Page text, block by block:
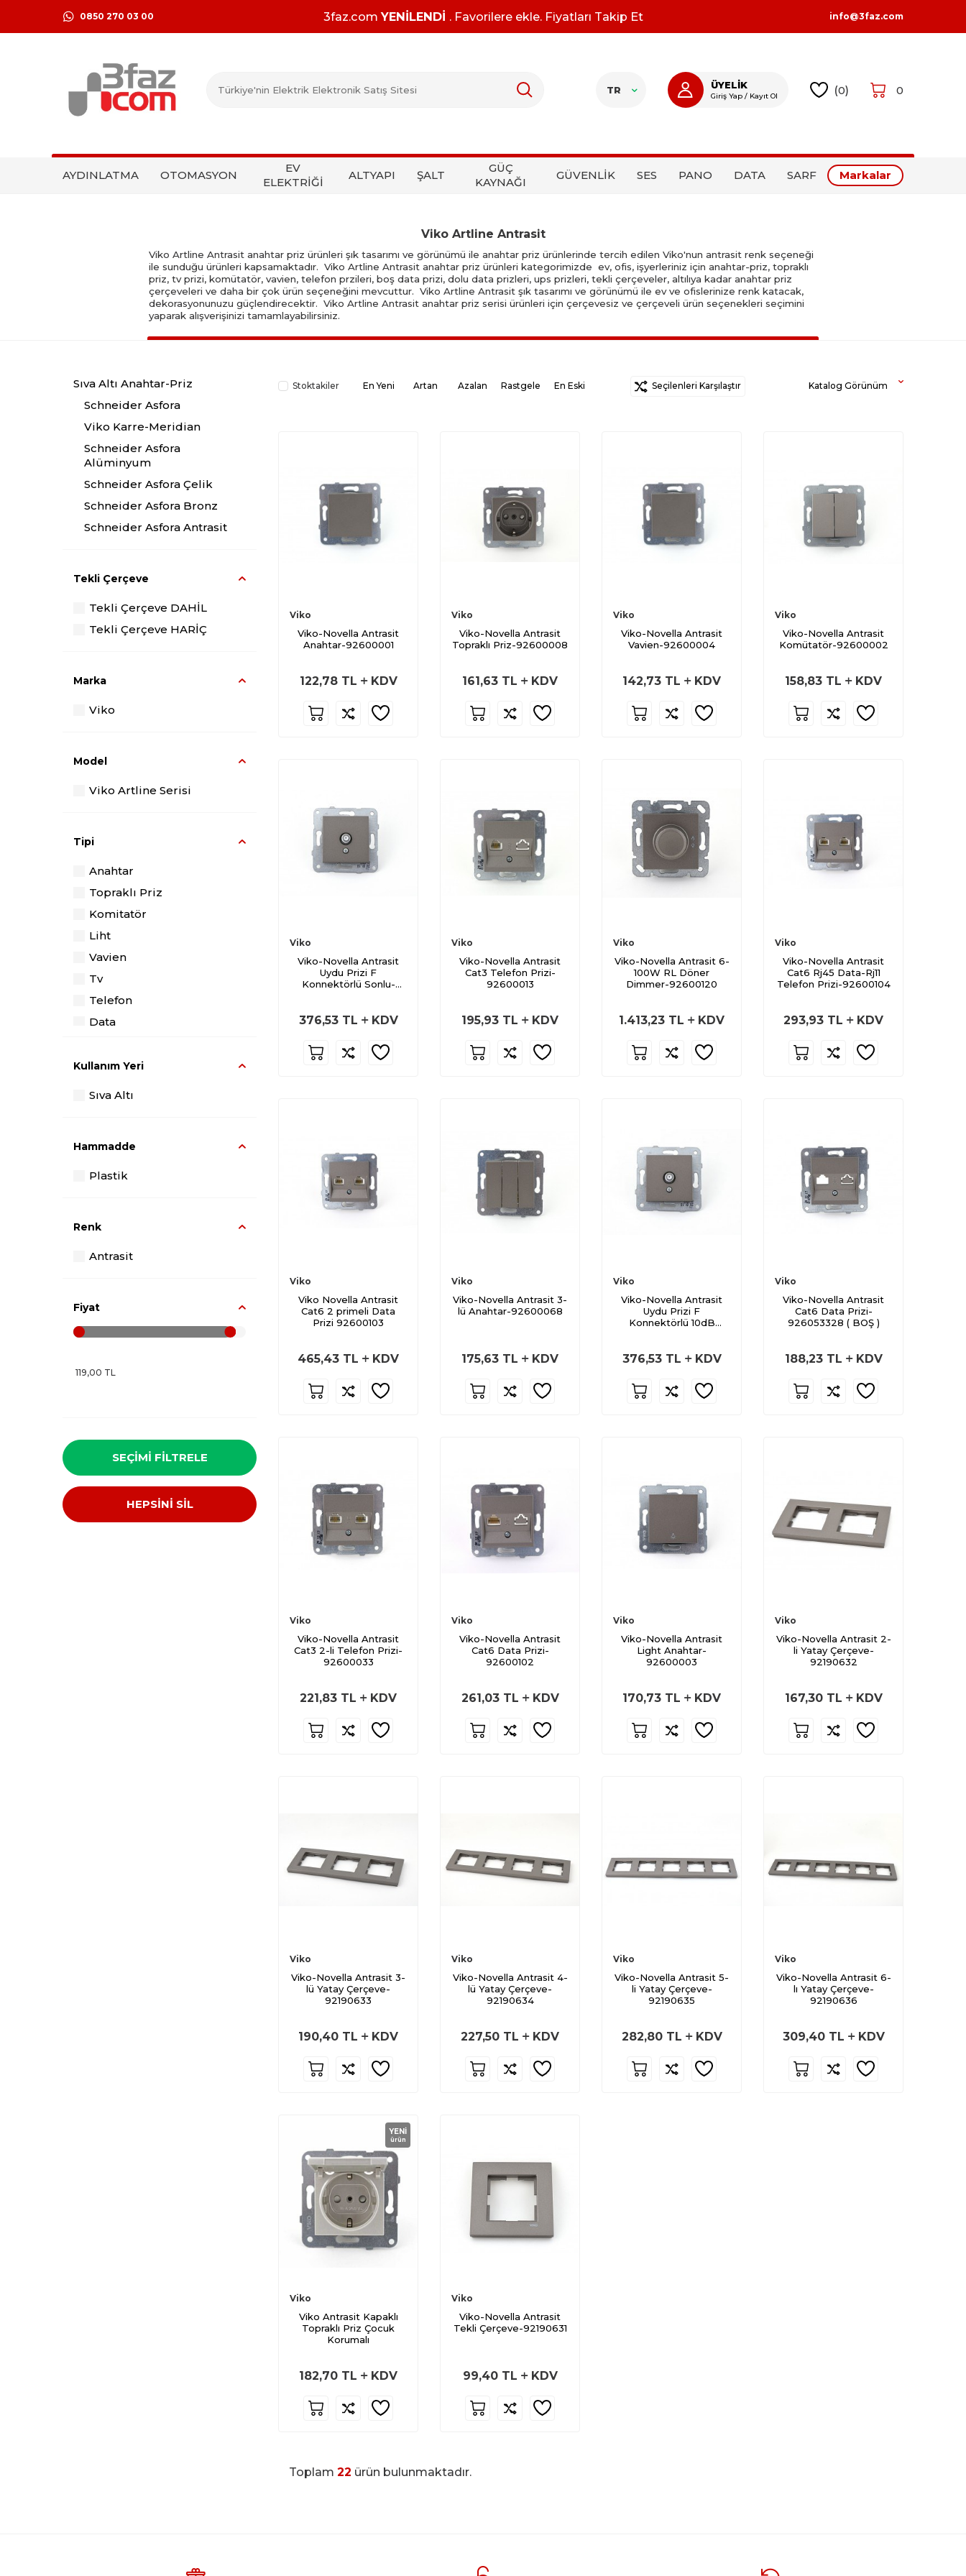
0850 270 03 00 3faz.comYENİLENDİ . Favorilere ekle. Fiyatları Takip Et info@3faz.com
TR ÜYELİK
Giriş Yap / Kayıt Ol (0) 0
AYDINLATMA OTOMASYON
EV
ELEKTRİĞİ
ALTYAPI ŞALT
GÜÇ
KAYNAĞI
GÜVENLİK SES PANO DATA SARF Markalar
Viko Artline Antrasit
Viko Artline Antrasit anahtar priz ürünleri şık tasarımı ve görünümü ile anahtar priz ürünlerinde tercih edilen Viko'nun antrasit renk seçeneği
ile sunduğu ürünleri kapsamaktadır. Viko Artline Antrasit anahtar priz ürünleri kategorimizde ev, ofis, işyerleriniz için anahtar-priz, topraklı
priz, tv prizi, komütatör, vavien, telefon przileri, boş data prizi, dolu data prizleri, ups prizleri, tekli çerçeveler, altılıya kadar anahtar priz
çerçeveleri ve daha bir çok ürün seçeneğini mevcuttur. Viko Artline Antrasit şık tasarımı ve görünümü ile ev ve ofislerinize renk katacak,
dekorasyonunuzu güçlendirecektir. Viko Artline Antrasit anahtar priz serisi ürünleri için çerçevesiz ve çerçeveli ürün seçenekleri seçimini
yaparak alışverişinizi tamamlayabilirsiniz.
Sıva Altı Anahtar-Priz
Schneider Asfora
Viko Karre-Meridian
Schneider Asfora
Alüminyum
Schneider Asfora Çelik
Schneider Asfora Bronz
Schneider Asfora Antrasit
Viko Artline Cam
Viko Artline Siyah
Viko Artline Metalik Beyaz
Viko Novella Ceviz
Tekli Çerçeve
Tekli Çerçeve DAHİL
Tekli Çerçeve HARİÇ
Marka
Viko
Model
Viko Artline Serisi
Tipi
Anahtar
Topraklı Priz
Komitatör
Liht
Vavien
Tv
Telefon
Data
Kullanım Yeri
Sıva Altı
Hammadde
Plastik
Renk
Antrasit
Fiyat
SEÇIMI FILTRELE
HEPSİNİ SİL
Stoktakiler En Yeni Artan Azalan Rastgele En Eski Seçilenleri Karşılaştır Katalog Görünüm
Viko
Viko-Novella Antrasit
Anahtar-92600001
122,78TL KDV
Viko
Viko-Novella Antrasit
Topraklı Priz-92600008
161,63 TL KDV
Viko
Viko-Novella Antrasit
Vavien-92600004
142,73 TL KDV
Viko
Viko-Novella Antrasit
Komütatör-92600002
158,83 TL KDV
Viko
Viko-Novella Antrasit
Uydu Prizi F
Konnektörlü Sonlu-
376,53TL KDV
Viko
Viko-Novella Antrasit
Cat3 Telefon Prizi-
92600013
195,93 TL KDV
Viko
Viko-Novella Antrasit 6-
100W RL Döner
Dimmer-92600120
1.413,23 TL KDV
Viko
Viko-Novella Antrasit
Cat6 Rj45 Data-Rj11
Telefon Prizi-92600104
293,93 TL KDV
Viko
Viko Novella Antrasit
Cat6 2 primeli Data
Prizi 92600103
465,43 TL KDV
Viko
Viko-Novella Antrasit 3-
lü Anahtar-92600068
175,63 TL KDV
Viko
Viko-Novella Antrasit
Uydu Prizi F
Konnektörlü 10dB
376,53TL KDV
Viko
Viko-Novella Antrasit
Cat6 Data Prizi-
926053328 ( BOŞ )
188,23TL KDV
Viko
Viko-Novella Antrasit
Cat3 2-li Telefon Prizi-
92600033
221,83 TL KDV
Viko
Viko-Novella Antrasit
Cat6 Data Prizi-
92600102
261,03TL KDV
Viko
Viko-Novella Antrasit
Light Anahtar-
92600003
170,73 TL KDV
Viko
Viko-Novella Antrasit 2-
li Yatay Çerçeve-
92190632
167,30TL KDV
Viko
Viko-Novella Antrasit 3-
lü Yatay Çerçeve-
92190633
190,40 TL KDV
Viko
Viko-Novella Antrasit 4-
lü Yatay Çerçeve-
92190634
227,50 TL KDV
Viko
Viko-Novella Antrasit 5-
li Yatay Çerçeve-
92190635
282,80TL KDV
Viko
Viko-Novella Antrasit 6-
lı Yatay Çerçeve-
92190636
309,40TL KDV
YENI
ürün
Viko
Viko Antrasit Kapaklı
Topraklı Priz Çocuk
Korumalı
182,70 TL KDV
Viko
Viko-Novella Antrasit
Tekli Çerçeve-92190631
99,40TL KDV
Toplam 22 ürün bulunmaktadır.